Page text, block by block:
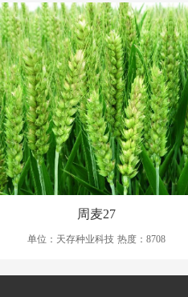
周麦27
单位：天存种业科技 热度：8708